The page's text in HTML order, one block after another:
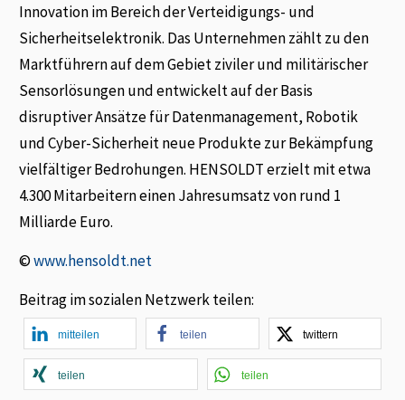
Innovation im Bereich der Verteidigungs- und
Sicherheitselektronik. Das Unternehmen zählt zu den
Marktführern auf dem Gebiet ziviler und militärischer
Sensorlösungen und entwickelt auf der Basis
disruptiver Ansätze für Datenmanagement, Robotik
und Cyber-Sicherheit neue Produkte zur Bekämpfung
vielfältiger Bedrohungen. HENSOLDT erzielt mit etwa
4.300 Mitarbeitern einen Jahresumsatz von rund 1
Milliarde Euro.
©www.hensoldt.net
Beitrag im sozialen Netzwerk teilen:
mitteilen teilen twittern
teilen teilen